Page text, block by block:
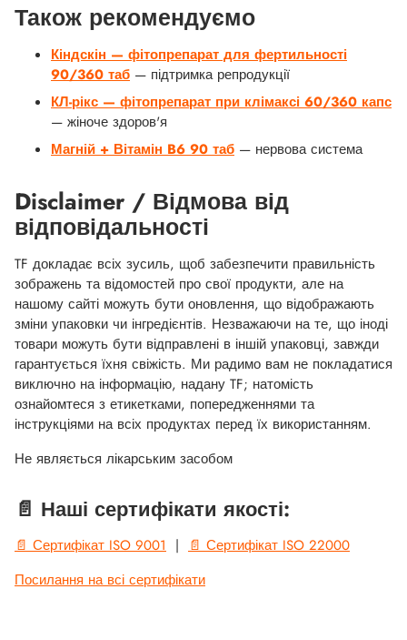
Також рекомендуємо
Кіндскін — фітопрепарат для фертильності
90/360 таб — підтримка репродукції
КЛ-рікс — фітопрепарат при клімаксі 60/360 капс
— жіноче здоров'я
Магній + Вітамін B6 90 таб — нервова система
Disclaimer / Відмова від
відповідальності
TF докладає всіх зусиль, щоб забезпечити правильність
зображень та відомостей про свої продукти, але на
нашому сайті можуть бути оновлення, що відображають
зміни упаковки чи інгредієнтів. Незважаючи на те, що іноді
товари можуть бути відправлені в іншій упаковці, завжди
гарантується їхня свіжість. Ми радимо вам не покладатися
виключно на інформацію, надану TF; натомість
ознайомтеся з етикетками, попередженнями та
інструкціями на всіх продуктах перед їх використанням.
Не являється лікарським засобом
📄 Наші сертифікати якості:
📄 Сертифікат ISO 9001 |
📄 Сертифікат ISO 22000
Посилання на всі сертифікати